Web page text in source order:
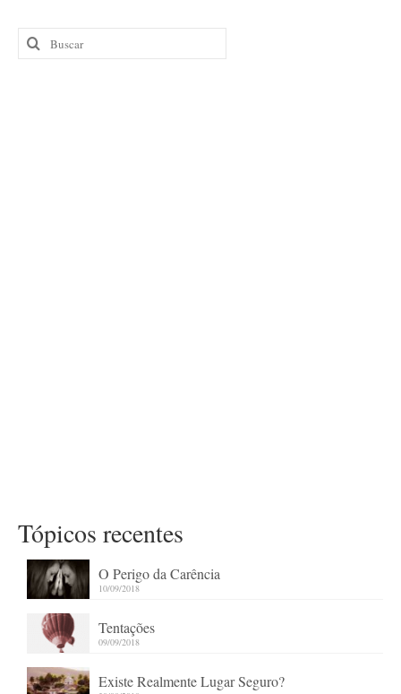
Buscar
por:
Tópicos recentes
O Perigo da Carência
10/09/2018
Tentações
09/09/2018
Existe Realmente Lugar Seguro?